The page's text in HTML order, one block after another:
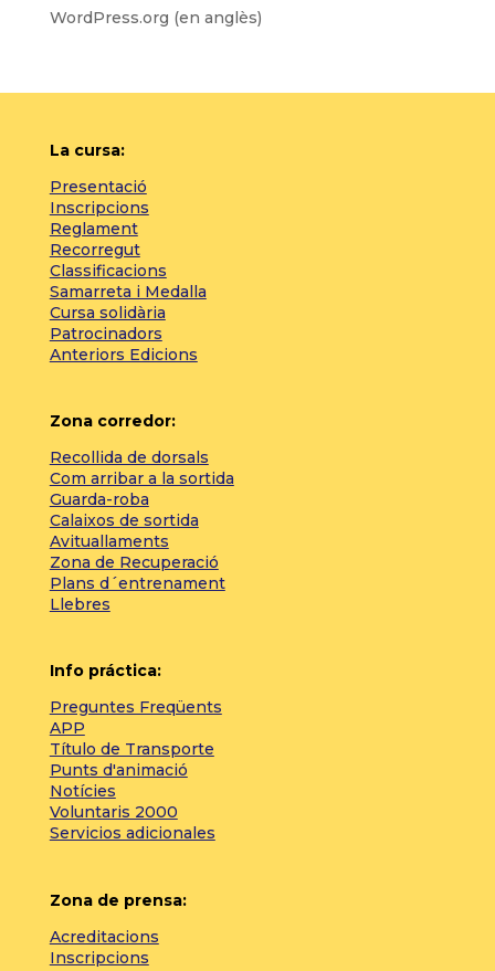
WordPress.org (en anglès)
La cursa:
Presentació
Inscripcions
Reglament
Recorregut
Classificacions
Samarreta i Medalla
Cursa solidària
Patrocinadors
Anteriors Edicions
Zona corredor:
Recollida de dorsals
Com arribar a la sortida
Guarda-roba
Calaixos de sortida
Avituallaments
Zona de Recuperació
Plans d´entrenament
Llebres
Info práctica:
Preguntes Freqüents
APP
Título de Transporte
Punts d'animació
Notícies
Voluntaris 2000
Servicios adicionales
Zona de prensa:
Acreditacions
Inscripcions